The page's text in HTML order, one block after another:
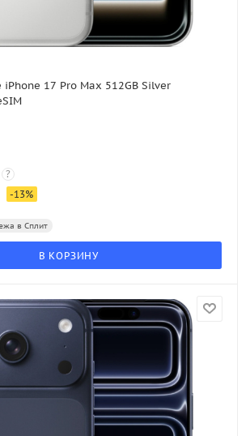
17 Pro Max 512GB Silver
?
-13%
в Сплит
В КОРЗИНУ